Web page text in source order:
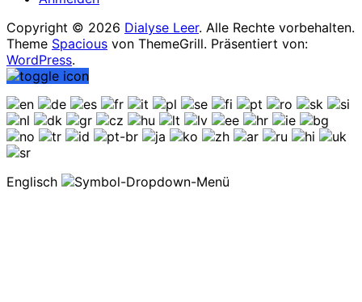
Copyright © 2026 Dialyse Leer. Alle Rechte vorbehalten.
Theme Spacious von ThemeGrill. Präsentiert von:
WordPress.
Englisch